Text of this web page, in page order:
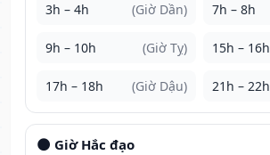
3h – 4h (Giờ Dần) 7h – 8h
9h – 10h (Giờ Tỵ) 15h – 16h
17h – 18h (Giờ Dậu) 21h – 22h
🌑 Giờ Hắc đạo